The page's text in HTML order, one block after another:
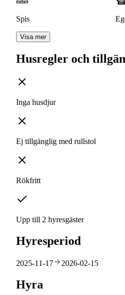
Spis
Visa mer
Husregler och
Inga husdjur
Ej tillgänglig med rullstol
Rökfritt
Upp till 2 hyresgäster
Hyresperiod
2025-11-17 2026-02-15
Hyra